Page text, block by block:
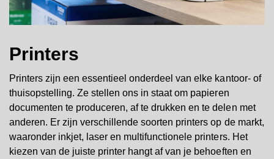
Printers
Printers zijn een essentieel onderdeel van elke kantoor- of
thuisopstelling. Ze stellen ons in staat om papieren
documenten te produceren, af te drukken en te delen met
anderen. Er zijn verschillende soorten printers op de markt,
waaronder inkjet, laser en multifunctionele printers. Het
kiezen van de juiste printer hangt af van je behoeften en